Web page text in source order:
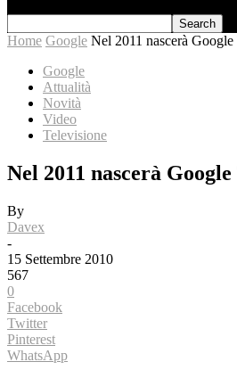
Home Google Nel 2011 nascerà
Google
Attualità
Novità
Video
Televisione
Nel 2011 nascerà
By
Davex
-
15 Settembre 2010
567
0
Facebook
Twitter
Pinterest
WhatsApp